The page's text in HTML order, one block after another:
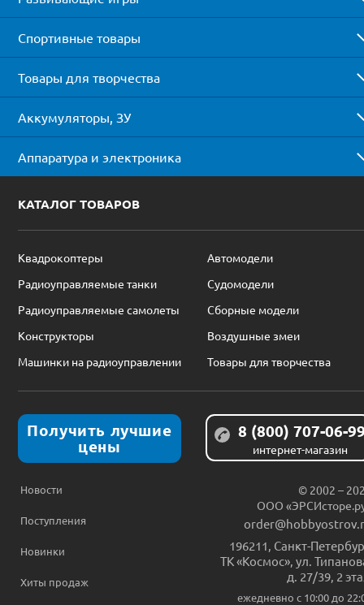
Спортивные товары
Товары для творчества
Аккумуляторы, ЗУ
Аппаратура и электроника
КАТАЛОГ ТОВАРОВ
Квадрокоптеры
Автомодели
Радиоуправляемые танки
Судомодели
Радиоуправляемые самолеты
Сборные модели
Конструкторы
Воздушные змеи
Машинки на радиоуправлении
Товары для творчества
Получить лучшие
цены
8 (800) 707-06-
интернет-магазин
Новости
Поступления
Новинки
Хиты продаж
© 2002 –
ООО
196211, Санкт-
ТК «Космос», ул.
д. 27/39, 2
ежедневно c 10:00 до